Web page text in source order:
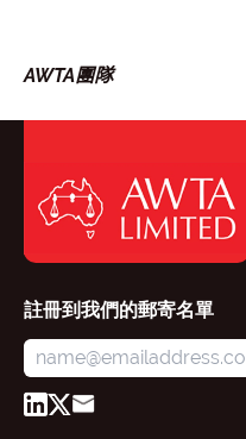
AWTA團隊
註冊到我們的郵寄名單